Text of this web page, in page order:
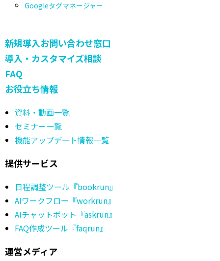
Googleタグマネージャー
新規導入お問い合わせ窓口
導入・カスタマイズ相談
FAQ
お役立ち情報
資料・動画一覧
セミナー一覧
機能アップデート情報一覧
提供サービス
日程調整ツール『bookrun』
AIワークフロー『workrun』
AIチャットボット『askrun』
FAQ作成ツール『faqrun』
運営メディア